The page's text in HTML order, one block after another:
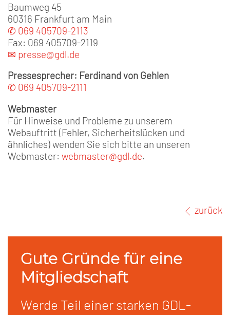
Baumweg 45
60316 Frankfurt am Main
✆ 069 405709-2113
Fax: 069 405709-2119
✉ presse@gdl.de
Pressesprecher: Ferdinand von Gehlen
✆ 069 405709-2111
Webmaster
Für Hinweise und Probleme zu unserem
Webauftritt (Fehler, Sicherheitslücken und
ähnliches) wenden Sie sich bitte an unseren
Webmaster: webmaster@gdl.de.
zurück
Gute Gründe für eine
Mitgliedschaft
Werde Teil einer starken GDL-